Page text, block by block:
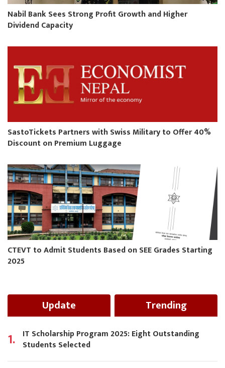
Nabil Bank Sees Strong Profit Growth and Higher
Dividend Capacity
SastoTickets Partners with Swiss Military to Offer 40%
Discount on Premium Luggage
CTEVT to Admit Students Based on SEE Grades Starting
2025
Update Trending
1. IT Scholarship Program 2025: Eight Outstanding
Students Selected